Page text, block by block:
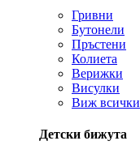
Гривни
Бутонели
Пръстени
Колиета
Верижки
Висулки
Виж всички
Детски бижута